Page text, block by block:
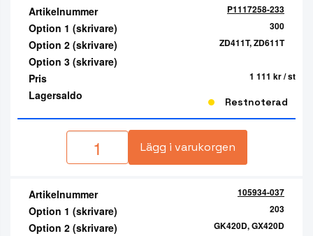
Artikelnummer P1117258-233
Option 1 (skrivare) 300
Option 2 (skrivare) ZD411T, ZD611T
Option 3 (skrivare)
Pris
1 111 kr/ st
Lagersaldo Restnoterad
Lägg i varukorgen
Artikelnummer 105934-037
Option 1 (skrivare) 203
Option 2 (skrivare) GK420D, GX420D